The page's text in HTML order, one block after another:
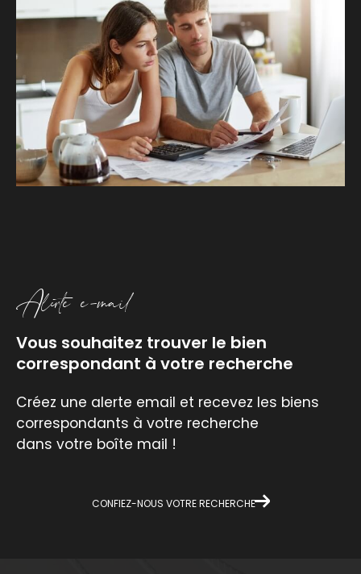
Alerte e-mail
Vous souhaitez trouver le bien
correspondant à votre recherche
Créez une alerte email et recevez les biens
correspondants à votre recherche
dans votre boîte mail !
CONFIEZ-NOUS VOTRE RECHERCHE